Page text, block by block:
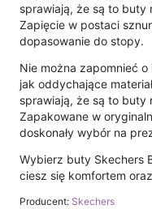
sprawiają, że są to buty
Zapięcie w postaci
dopasowanie do stopy.
Nie można zapomnieć
jak oddychające
sprawiają, że są to buty
Zapakowane w
doskonały wybór na
Wybierz buty Skechers
ciesz się komfortem
Producent: Skechers